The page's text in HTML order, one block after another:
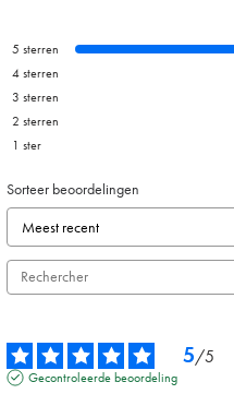
5 sterren
4sterren
3 sterren
2 sterren
1 ster
Sorteer beoordelingen
5/5
Gecontroleerde beoordeling